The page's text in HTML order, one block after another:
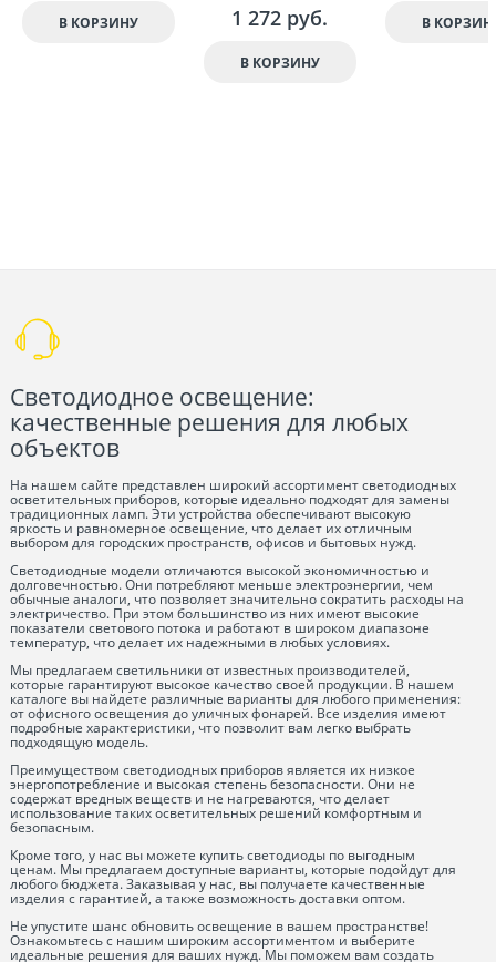
В КОРЗИНУ 1 272 руб.
В КОРЗИНУ
В
Светодиодное освещение:
качественные решения для любых
объектов
На нашем сайте представлен широкий ассортимент светодиодных
осветительных приборов, которые идеально подходят для замены
традиционных ламп. Эти устройства обеспечивают высокую
яркость и равномерное освещение, что делает их отличным
выбором для городских пространств, офисов и бытовых нужд.
Светодиодные модели отличаются высокой экономичностью и
долговечностью. Они потребляют меньше электроэнергии, чем
обычные аналоги, что позволяет значительно сократить расходы на
электричество. При этом большинство из них имеют высокие
показатели светового потока и работают в широком диапазоне
температур, что делает их надежными в любых условиях.
Мы предлагаем светильники от известных производителей,
которые гарантируют высокое качество своей продукции. В нашем
каталоге вы найдете различные варианты для любого применения:
от офисного освещения до уличных фонарей. Все изделия имеют
подробные характеристики, что позволит вам легко выбрать
подходящую модель.
Преимуществом светодиодных приборов является их низкое
энергопотребление и высокая степень безопасности. Они не
содержат вредных веществ и не нагреваются, что делает
использование таких осветительных решений комфортным и
безопасным.
Кроме того, у нас вы можете купить светодиоды по выгодным
ценам. Мы предлагаем доступные варианты, которые подойдут для
любого бюджета. Заказывая у нас, вы получаете качественные
изделия с гарантией, а также возможность доставки оптом.
Не упустите шанс обновить освещение в вашем пространстве!
Ознакомьтесь с нашим широким ассортиментом и выберите
идеальные решения для ваших нужд. Мы поможем вам создать